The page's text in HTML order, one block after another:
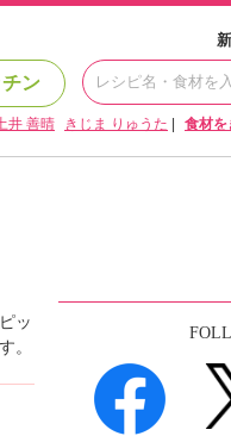
ン
井 善晴 きじま りゅうた 食材を
ッ
。